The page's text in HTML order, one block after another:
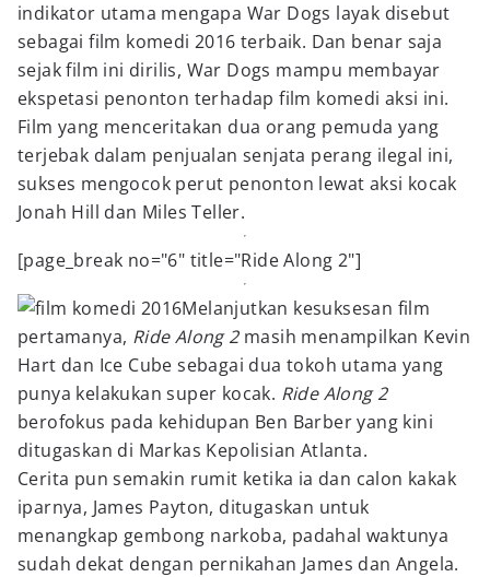
indikator utama mengapa War Dogs layak disebut
sebagai film komedi 2016 terbaik. Dan benar saja
sejak film ini dirilis, War Dogs mampu membayar
ekspetasi penonton terhadap film komedi aksi ini.
Film yang menceritakan dua orang pemuda yang
terjebak dalam penjualan senjata perang ilegal ini,
sukses mengocok perut penonton lewat aksi kocak
Jonah Hill dan Miles Teller.
[page_break no="6" title="Ride Along 2"]
Melanjutkan kesuksesan film
pertamanya, Ride Along 2masih menampilkan Kevin
Hart dan Ice Cube sebagai dua tokoh utama yang
punya kelakukan super kocak. Ride Along 2
berofokus pada kehidupan Ben Barber yang kini
ditugaskan di Markas Kepolisian Atlanta.
Cerita pun semakin rumit ketika ia dan calon kakak
iparnya, James Payton, ditugaskan untuk
menangkap gembong narkoba, padahal waktunya
sudah dekat dengan pernikahan James dan Angela.